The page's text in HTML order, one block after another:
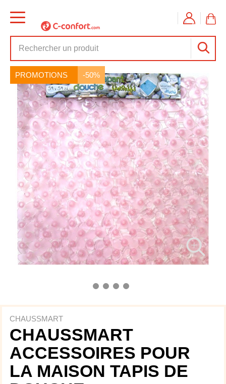
PROMOTIONS -50%
CHAUSSMART
CHAUSSMART
ACCESSOIRES POUR
LA MAISON TAPIS DE